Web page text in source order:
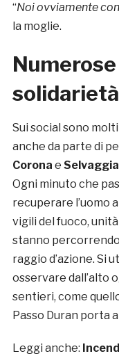
“Noi ovviamente
la moglie.
solidarietà
Sui social sono
anche da parte di
Corona e
Ogni minuto che
recuperare l’uomo
vigili del fuoco,
stanno percorrendo
raggio d’azione. Si
osservare dall’alto
sentieri, come
Passo Duran porta
Leggi anche: